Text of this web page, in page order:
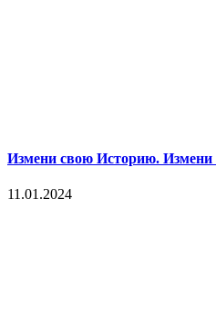
Измени свою Историю.
11.01.2024